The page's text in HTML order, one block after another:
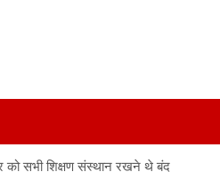
को सभी शिक्षण संस्थान रखने थे बंद